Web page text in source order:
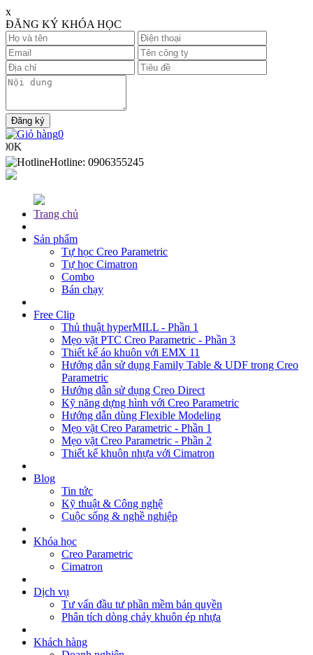
x
ĐĂNG KÝ KHÓA HỌC
0
Hotline: 0906355245
Trang chủ
Sản phẩm
Tự học Creo Parametric
Tự học Cimatron
Combo
Bán chạy
Free Clip
Thủ thuật hyperMILL - Phần 1
Mẹo vặt PTC Creo Parametric - Phần 3
Thiết kế áo khuôn với EMX 11
Hướng dẫn sử dụng Family Table & UDF trong Creo
Parametric
Hướng dẫn sử dụng Creo Direct
Kỹ năng dựng hình với Creo Parametric
Hướng dẫn dùng Flexible Modeling
Mẹo vặt Creo Parametric - Phần 1
Mẹo vặt Creo Parametric - Phần 2
Thiết kế khuôn nhựa với Cimatron
Blog
Tin tức
Kỹ thuật & Công nghệ
Cuộc sống & nghề nghiệp
Khóa học
Creo Parametric
Cimatron
Dịch vụ
Tư vấn đầu tư phần mềm bản quyền
Phân tích dòng chảy khuôn ép nhựa
Khách hàng